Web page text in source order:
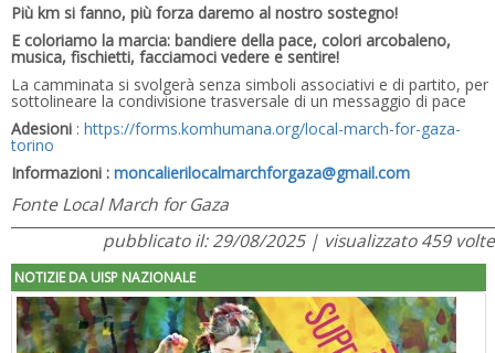
Più km si fanno, più forza daremo al nostro sostegno!
E coloriamo la marcia: bandiere della pace, colori arcobaleno,
musica, fischietti, facciamoci vedere e sentire!
La camminata si svolgerà senza simboli associativi e di partito, per
sottolineare la condivisione trasversale di un messaggio di pace
Adesioni : https://forms.komhumana.org/local-march-for-gaza-
torino
Informazioni : moncalierilocalmarchforgaza@gmail.com
Fonte Local March for Gaza
pubblicato il: 29/08/2025 | visualizzato 459 volte
NOTIZIE DA UISP NAZIONALE